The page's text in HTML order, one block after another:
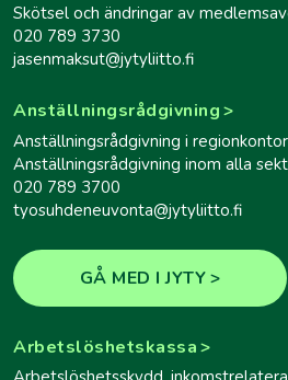
Skötsel och ändringar av
020 789 3730
jasenmaksut@jytyliitto.fi
Anställningsrådgivning
Anställningsrådgivning i
Anställningsrådgivning inom alla
020 789 3700
tyosuhdeneuvonta@jytyliitto.fi
GÅ MED I JYTY
Arbetslöshetskassa